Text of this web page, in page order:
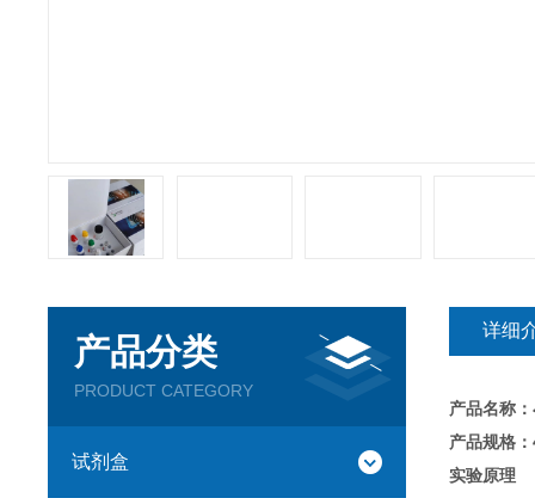
产品分类
PRODUCT CATEGORY
试剂盒
详细
产品名称：
产品规格
实验原理